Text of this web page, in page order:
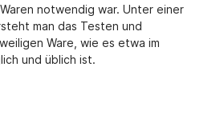
notwendig war. Unter einer
man das Testen und
Ware, wie es etwa im
und üblich ist.